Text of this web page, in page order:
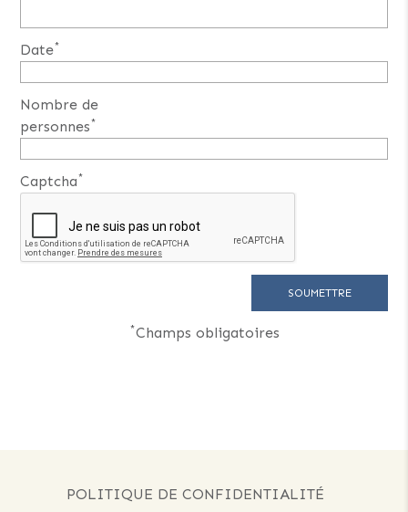
Date*
Nombre de
personnes*
Captcha*
*Champs obligatoires
POLITIQUE DE CONFIDENTIALITÉ